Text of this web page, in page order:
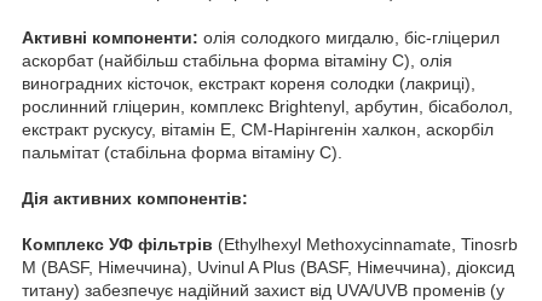
Активні компоненти: олія солодкого мигдалю, біс-гліцерил
аскорбат (найбільш стабільна форма вітаміну С), олія
виноградних кісточок, екстракт кореня солодки (лакриці),
рослинний гліцерин, комплекс Brightenyl, арбутин, бісаболол,
екстракт рускусу, вітамін Е, СМ-Нарінгенін халкон, аскорбіл
пальмітат (стабільна форма вітаміну С).
Дія активних компонентів:
Комплекс УФ фільтрів (Ethylhexyl Methoxycinnamate, Tinosrb
M (BASF, Німеччина), Uvinul A Plus (BASF, Німеччина), діоксид
титану) забезпечує надійний захист від UVA/UVB променів (у